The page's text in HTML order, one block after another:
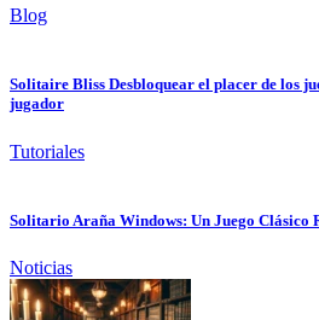
Blog
Solitaire Bliss Desbloquear el placer de los
jugador
Tutoriales
Solitario Araña Windows: Un Juego Clásico
Noticias